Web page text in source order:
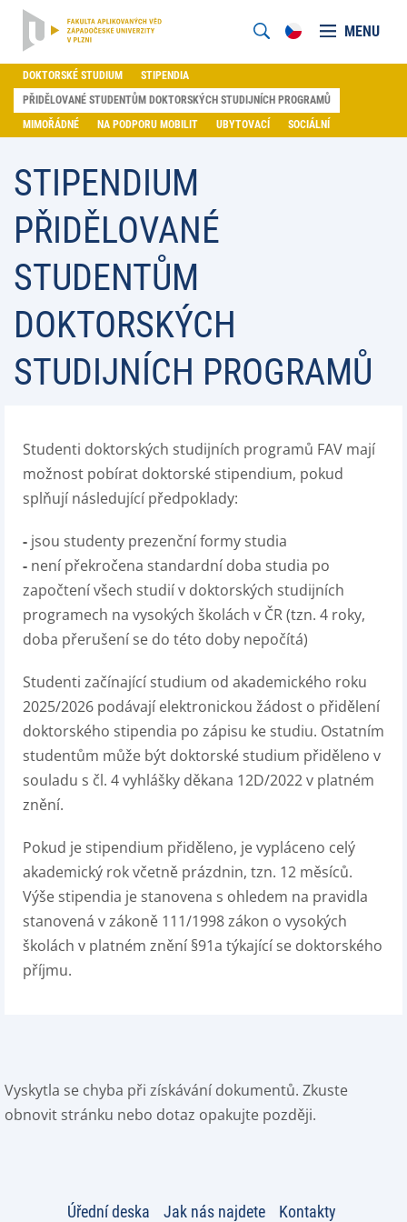
MENU
DOKTORSKÉ STUDIUM
STIPENDIA
PŘIDĚLOVANÉ STUDENTŮM DOKTORSKÝCH STUDIJNÍCH PROGRAMŮ
MIMOŘÁDNÉ
NA PODPORU MOBILIT UBYTOVACÍ SOCIÁLNÍ
STIPENDIUM
PŘIDĚLOVANÉ
STUDENTŮM
DOKTORSKÝCH
STUDIJNÍCH PROGRAMŮ
Studenti doktorských studijních programů FAV mají
možnost pobírat doktorské stipendium, pokud
splňují následující předpoklady:
- jsou studenty prezenční formy studia
- není překročena standardní doba studia po
započtení všech studií v doktorských studijních
programech na vysokých školách v ČR (tzn. 4 roky,
doba přerušení se do této doby nepočítá)
Studenti začínající studium od akademického roku
2025/2026 podávají elektronickou žádost o přidělení
doktorského stipendia po zápisu ke studiu. Ostatním
studentům může být doktorské studium přiděleno v
souladu s čl. 4 vyhlášky děkana 12D/2022 v platném
znění.
Pokud je stipendium přiděleno, je vypláceno celý
akademický rok včetně prázdnin, tzn. 12 měsíců.
Výše stipendia je stanovena s ohledem na pravidla
stanovená v zákoně 111/1998 zákon o vysokých
školách v platném znění §91a týkající se doktorského
příjmu.
Vyskytla se chyba při získávání dokumentů. Zkuste
obnovit stránku nebo dotaz opakujte později.
Úřední deska Jak nás najdete Kontakty